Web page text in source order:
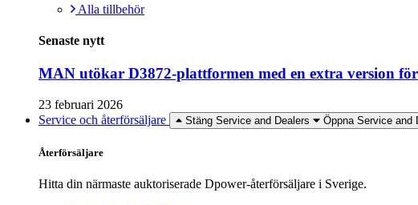
Alla tillbehör
Senaste nytt
MAN utökar D3872-plattformen med en extra version
23 februari 2026
Service och återförsäljare
Stäng Service and Dealers Öppna Service and
Återförsäljare
Hitta din närmaste auktoriserade Dpower-återförsäljare i Sverige.